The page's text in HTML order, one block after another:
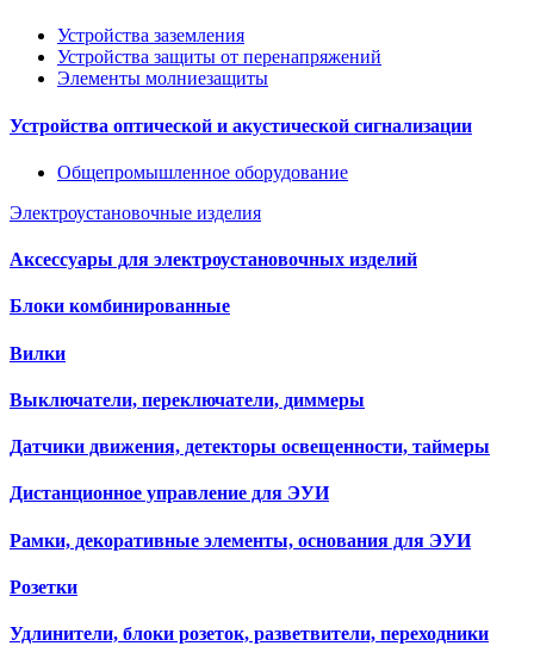
Устройства заземления
Устройства защиты от перенапряжений
Элементы молниезащиты
Устройства оптической и акустической сигнализации
Общепромышленное оборудование
Электроустановочные изделия
Аксессуары для электроустановочных изделий
Блоки комбинированные
Вилки
Выключатели, переключатели, диммеры
Датчики движения, детекторы освещенности, таймеры
Дистанционное управление для ЭУИ
Рамки, декоративные элементы, основания для ЭУИ
Розетки
Удлинители, блоки розеток, разветвители, переходники